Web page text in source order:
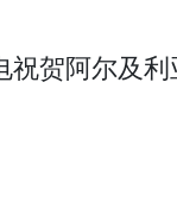
祝贺阿尔及